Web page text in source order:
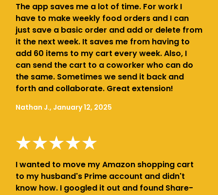
The app saves me a lot of time. For work I
have to make weekly food orders and I can
just save a basic order and add or delete from
it the next week. It saves me from having to
add 60 items to my cart every week. Also, I
can send the cart to a coworker who can do
the same. Sometimes we send it back and
forth and collaborate. Great extension!
Nathan J., January 12, 2025
I wanted to move my Amazon shopping cart
to my husband's Prime account and didn't
know how. I googled it out and found Share-